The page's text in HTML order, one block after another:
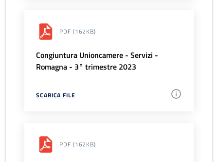
PDF (162KB)
Congiuntura Unioncamere - Servizi -
Romagna - 3° trimestre 2023
SCARICA FILE
PDF (162KB)